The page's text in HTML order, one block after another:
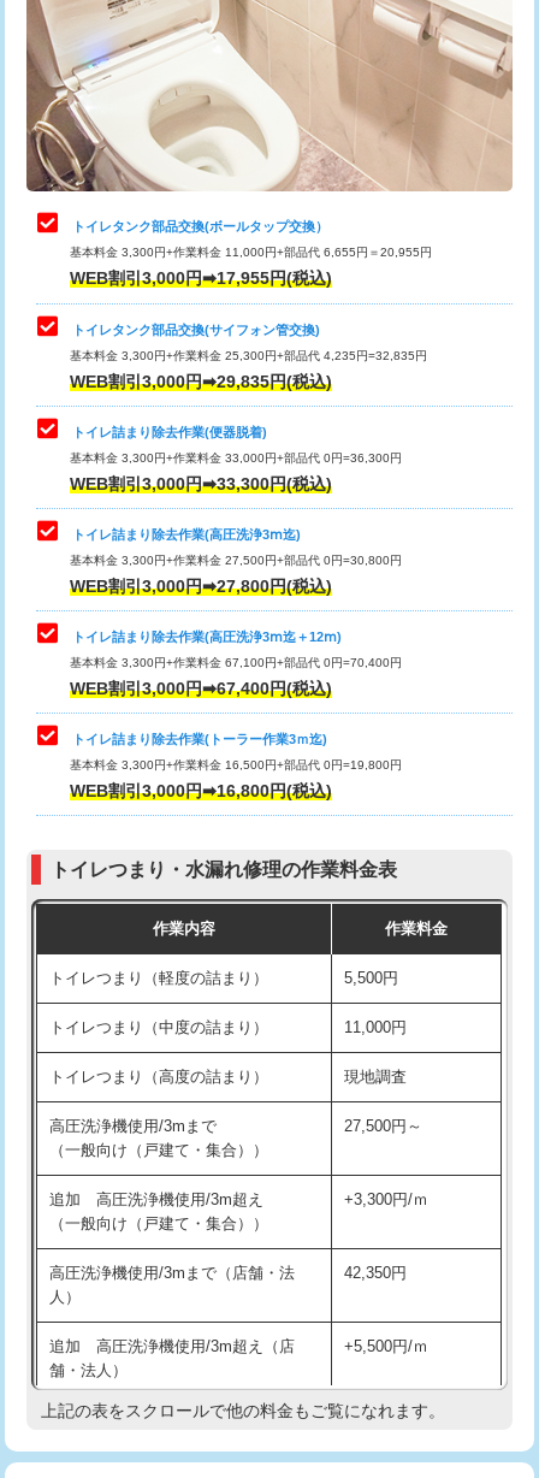
トイレタンク部品交換(ボールタップ交換）
基本料金 3,300円+作業料金 11,000円+部品代 6,655円＝20,955円
WEB割引3,000円➡17,955円(税込)
トイレタンク部品交換(サイフォン管交換)
基本料金 3,300円+作業料金 25,300円+部品代 4,235円=32,835円
WEB割引3,000円➡29,835円(税込)
トイレ詰まり除去作業(便器脱着)
基本料金 3,300円+作業料金 33,000円+部品代 0円=36,300円
WEB割引3,000円➡33,300円(税込)
トイレ詰まり除去作業(高圧洗浄3ⅿ迄)
基本料金 3,300円+作業料金 27,500円+部品代 0円=30,800円
WEB割引3,000円➡27,800円(税込)
トイレ詰まり除去作業(高圧洗浄3ⅿ迄＋12ⅿ)
基本料金 3,300円+作業料金 67,100円+部品代 0円=70,400円
WEB割引3,000円➡67,400円(税込)
トイレ詰まり除去作業(トーラー作業3ｍ迄)
基本料金 3,300円+作業料金 16,500円+部品代 0円=19,800円
WEB割引3,000円➡16,800円(税込)
トイレつまり・水漏れ修理の作業料金表
作業内容 作業料金
トイレつまり（軽度の詰まり） 5,500円
トイレつまり（中度の詰まり） 11,000円
トイレつまり（高度の詰まり） 現地調査
高圧洗浄機使用/3mまで
（一般向け（戸建て・集合））
27,500円～
追加 高圧洗浄機使用/3m超え
（一般向け（戸建て・集合））
+3,300円/ｍ
高圧洗浄機使用/3mまで（店舗・法
人）
42,350円
追加 高圧洗浄機使用/3m超え（店
舗・法人）
+5,500円/ｍ
高度高圧洗浄換 現地調査
上記の表をスクロールで他の料金もご覧になれます。